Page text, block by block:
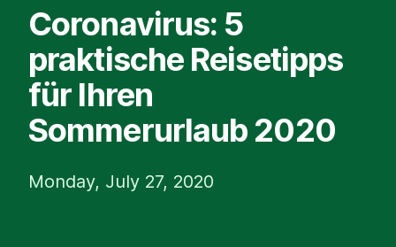
Coronavirus: 5
praktische Reisetipps
für Ihren
Sommerurlaub 2020
Monday, July 27, 2020